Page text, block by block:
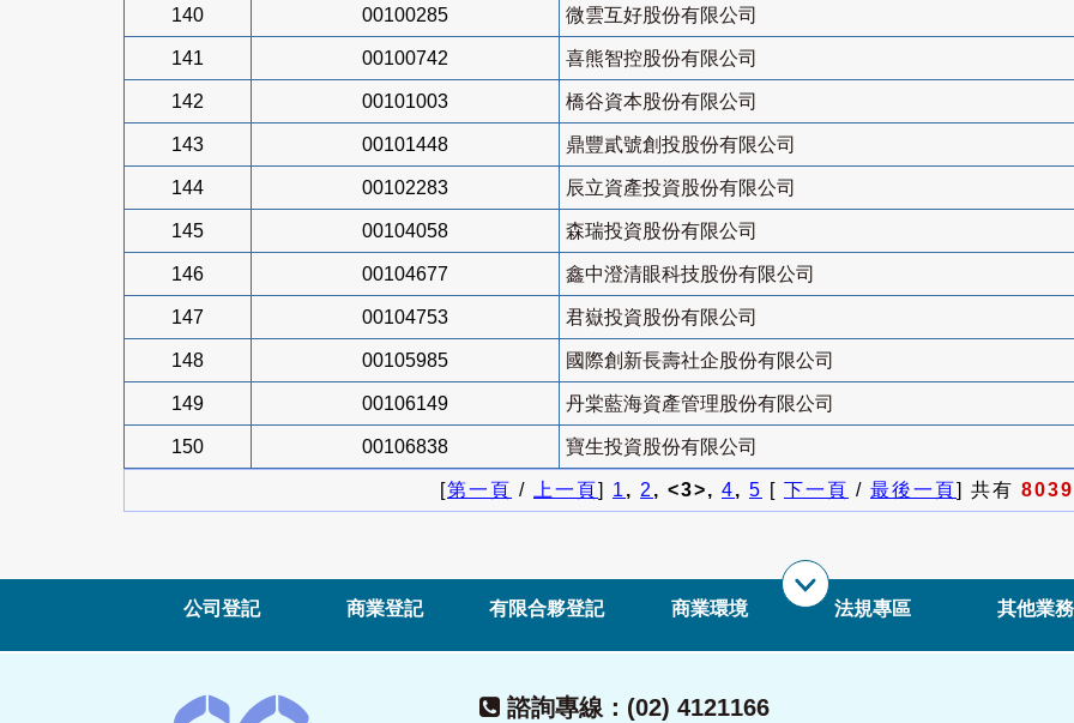
140 00100285 微雲互好股份有限公司
141 00100742 喜熊智控股份有限公司
142 00101003 橋谷資本股份有限公司
143 00101448 鼎豐貳號創投股份有限公司
144 00102283 辰立資產投資股份有限公司
145 00104058 森瑞投資股份有限公司
146 00104677 鑫中澄清眼科技股份有限公司
147 00104753 君嶽投資股份有限公司
148 00105985 國際創新長壽社企股份有限公司
149 00106149 丹棠藍海資產管理股份有限公司
150 00106838 寶生投資股份有限公司
[第一頁 / 上一頁] 1, 2, <3>, 4, 5 [ 下一頁 / 最後一頁] 共有 8039
公司登記 商業登記 有限合夥登記 商業環境 法規專區 其他業務
諮詢專線：(02) 4121166